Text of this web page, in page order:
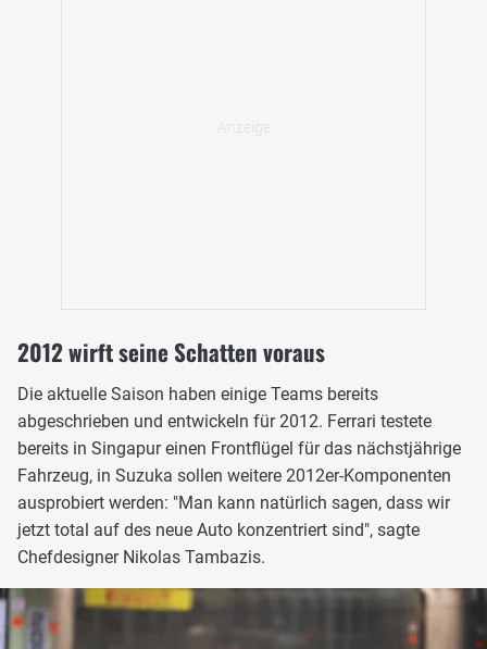
2012 wirft seine Schatten voraus
Die aktuelle Saison haben einige Teams bereits
abgeschrieben und entwickeln für 2012. Ferrari testete
bereits in Singapur einen Frontflügel für das nächstjährige
Fahrzeug, in Suzuka sollen weitere 2012er-Komponenten
ausprobiert werden: "Man kann natürlich sagen, dass wir
jetzt total auf des neue Auto konzentriert sind", sagte
Chefdesigner Nikolas Tambazis.